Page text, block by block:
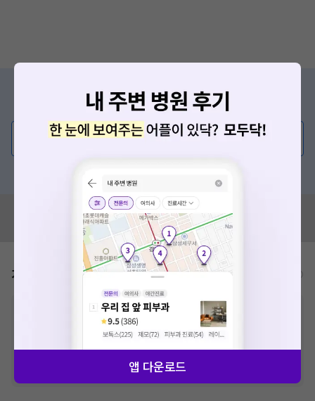
증상/치료, 궁금한 점이 있나요?
의사가 직접 답해드려요!
💬 무엇이든 물어보세요
혹시 잘못된 병원정보가 있나요?
모두닥 팀에 알려주세요!
가격표 비급여/급여 진료란?
비급여 항목의 경우,추가비용 등으로 실제 가격과 상이할 수 있으니, 정확
한 가격은 해당 의료기관에 직접 문의해주세요.
건강보험심사평가원에 고지되어 있는 급여 진료 기준 가
격입니다. (진료와 연관된 복합적인 비용이 추가되어, 병원마다 금액이 다르게
산정될 수 있는 점 참고 바랍니다.)
VAT 포함앱 다운로드